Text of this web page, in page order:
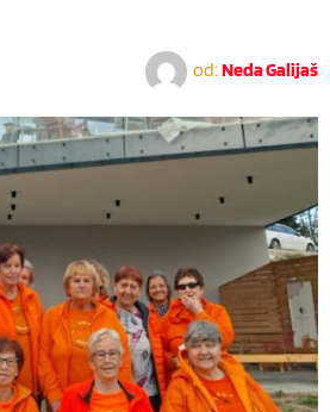
od:Neda Galijaš